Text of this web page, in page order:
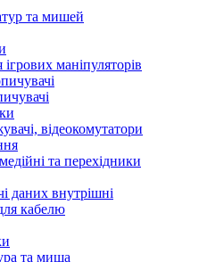
та мишей
маніпуляторів
відеокомутатори
та перехідники
даних внутрішні
кабелю
та миша